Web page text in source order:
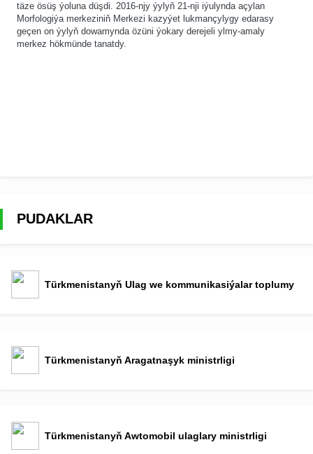
täze ösüş ýoluna düşdi. 2016-njy ýylyň 21-nji iýulynda açylan
Morfologiýa merkeziniň Merkezi kazyýet lukmançylygy edarasy
geçen on ýylyň dowamynda özüni ýokary derejeli ylmy-amaly
merkez hökmünde tanatdy.
PUDAKLAR
Türkmenistanyň Ulag we kommunikasiýalar toplumy
Türkmenistanyň Aragatnaşyk ministrligi
Türkmenistanyň Awtomobil ulaglary ministrligi